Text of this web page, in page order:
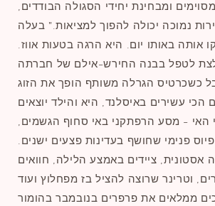
ומבחינת יחידי הסגולה הבודדים,
נמוכה יכולה להפוך למציאות." בעלה
אותה באותו יום. היא הרגה בטעות אווז.
לטפל בבנה החירש-אילם של חברתה
כשכרטיס הגרלה משותף הופך את הזוג
הכי עשירים באיסלנד, היא והילד יוצאים
האי - מסע הרפתקני באי סחוף הגשמים,
פנימי שחושף בעדינות פצעים ישנים.
ציידים באמצע הלילה, חוואים
וטרינר שרוצה להציל בז מפחלוץ ועוד
ממלאים את פרפרים בנובמבר בהומור